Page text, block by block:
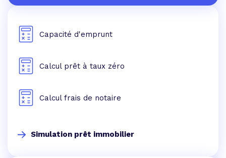
Capacité d'emprunt
Calcul prêt à taux zéro
Calcul frais de notaire
Simulation prêt immobilier